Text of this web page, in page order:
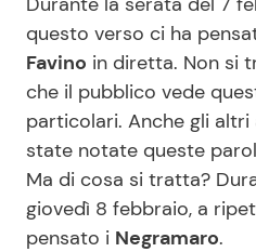
News benessere
Salute
Viaggi e Turismo
Festività
questo verso ci ha
Favino in diretta. Non si
che il pubblico vede
particolari. Anche gli altri
state notate queste
Ma di cosa si tratta?
giovedì 8 febbraio, a
pensato i Negramaro.